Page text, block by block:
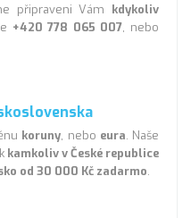
připraveni Vám kdykoliv
+420 778 065 007, nebo
koruny, nebo eura. Naše
kamkoliv v České republice
od 30 000 Kč zadarmo.